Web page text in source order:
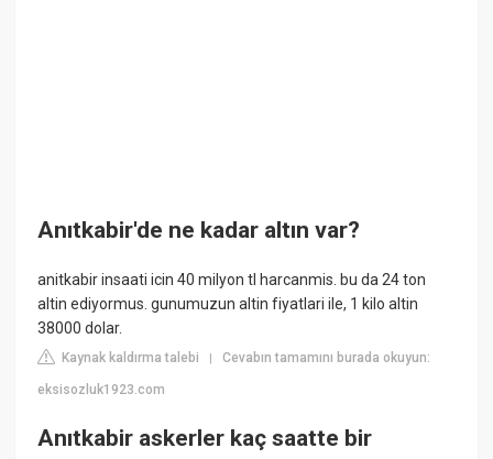
Anıtkabir'de ne kadar altın var?
anitkabir insaati icin 40 milyon tl harcanmis. bu da 24 ton
altin ediyormus. gunumuzun altin fiyatlari ile, 1 kilo altin
38000 dolar.
Kaynak kaldırma talebi |Cevabın tamamını burada okuyun:
eksisozluk1923.com
Anıtkabir askerler kaç saatte bir